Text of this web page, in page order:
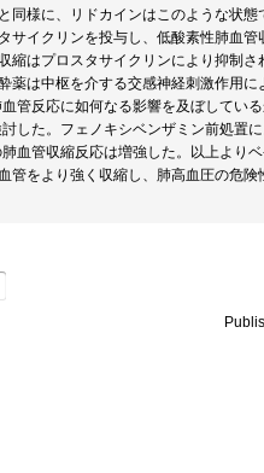
様に、リドカインはこのような状態
イクリンを投与し、低酸素性肺血
はプロスタサイクリンにより抑制
は中枢を介する交感神経刺激作用
管反応に如何なる影響を及ぼしてい
した。フェノキシベンザミン前処置
血管収縮反応は増強した。以上より
をより強く収縮し、肺高血圧の危険